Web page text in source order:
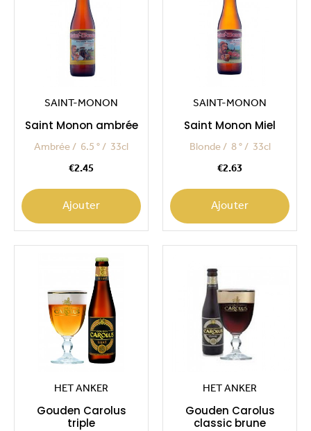
SAINT-MONON
Saint Monon ambrée
Ambrée 6.5 ° 33cl
€2.45
Ajouter
SAINT-MONON
Saint Monon Miel
Blonde 8 ° 33cl
€2.63
Ajouter
HET ANKER
Gouden Carolus
triple
HET ANKER
Gouden Carolus
classic brune